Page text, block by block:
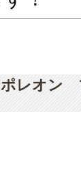
ポレオン